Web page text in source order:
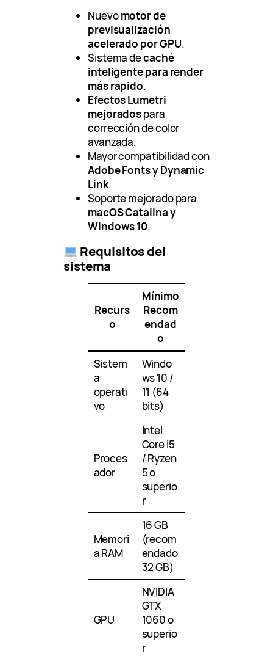
Nuevomotor de
previsualización
acelerado por GPU.
Sistema decaché
inteligente para render
más rápido.
Efectos Lumetri
mejoradospara
corrección de color
avanzada.
Mayor compatibilidad con
Adobe Fonts y Dynamic
Link.
Soporte mejorado para
macOS Catalina y
Windows 10.
Requisitos del
sistema
Recurs
o
Mínimo
Recom
endad
o
Sistem
a
operati
vo
Windo
ws 10 /
11 (64
bits)
Proces
ador
Intel
Core i5
/ Ryzen
5 o
superio
r
Memori
a RAM
16 GB
(recom
endado
32 GB)
GPU
NVIDIA
GTX
1060 o
superio
r